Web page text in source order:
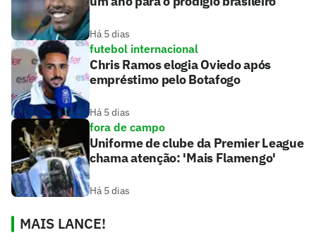
Há 5 dias
futebol internacional
Chris Ramos elogia Oviedo após
empréstimo pelo Botafogo
Há 5 dias
fora de campo
Uniforme de clube da Premier League
chama atenção: 'Mais Flamengo'
Há 5 dias
MAIS LANCE!